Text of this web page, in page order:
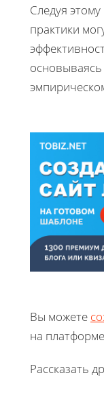
Следуя
практики
Вы можете
на
Рассказать